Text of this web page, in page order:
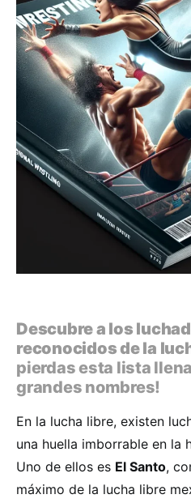
Descubre a los
reconocidos de la
pierdas esta lista
grandes nombres!
En la lucha libre, existen
una huella imborrable en la
Uno de ellos es El Santo,
máximo de la lucha libre